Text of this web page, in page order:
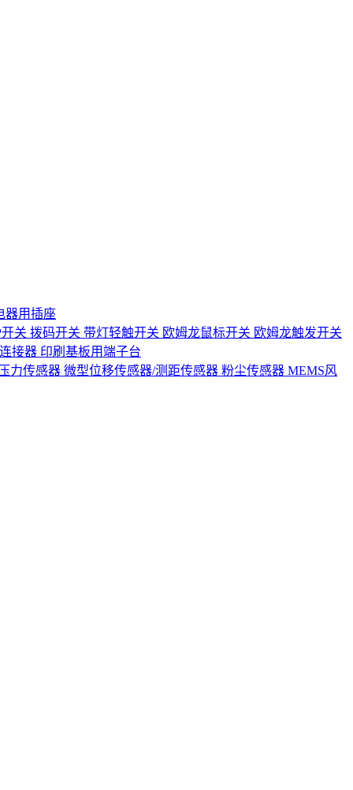
器用插座
关 拨码开关 带灯轻触开关 欧姆龙鼠标开关 欧姆龙触发开关
接器 印刷基板用端子台
力传感器 微型位移传感器/测距传感器 粉尘传感器 MEMS风